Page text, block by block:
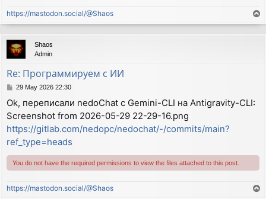
https://mastodon.social/@Shaos
o
p
Shaos
Admin
Re: Программируем с ИИ
P
s
t
29 May 2026 22:30
Ok, переписали nedoChat с Gemini-CLI на Antigravity-CLI:
Screenshot from 2026-05-29 22-29-16.png
https://gitlab.com/nedopc/nedochat/-/commits/main?
ref_type=heads
You do not have the required permissions to view the files attached to this post.
https://mastodon.social/@Shaos